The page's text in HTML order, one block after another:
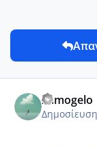
xamogelo
Δημοσίευση